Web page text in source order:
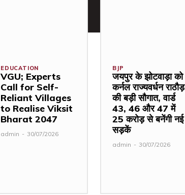
EDUCATION
VGU; Experts
Call for Self-
Reliant Villages
to Realise Viksit
Bharat 2047
admin - 30/07/2026
BJP
जयपुर के झोटवाड़ा को
कर्नल राज्यवर्धन राठौड़
की बड़ी सौगात, वार्ड
43, 46 और 47 में
₹25 करोड़ से बनेंगी नई
सड़कें
admin - 30/07/2026